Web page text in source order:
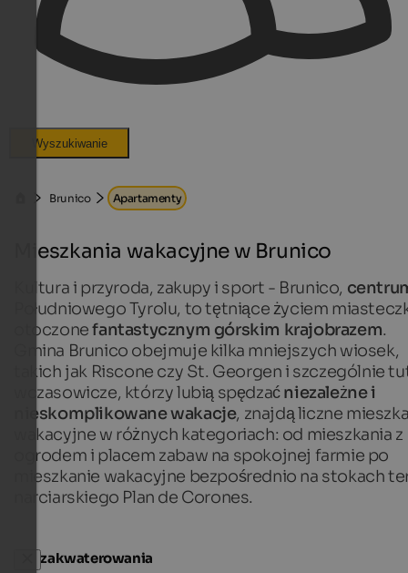
Wyszukiwanie
Brunico Apartamenty
Mieszkania wakacyjne w Brunico
Kultura i przyroda, zakupy i sport - Brunico,
Południowego Tyrolu, to tętniące życiem
otoczonefantastycznym górskim krajobrazem.
Gmina Brunico obejmuje kilka mniejszych wiosek,
takich jak Riscone czy St. Georgen i szczególnie
wczasowicze, którzy lubią spędzaćniezależne i
nieskomplikowane wakacje, znajdą liczne
wakacyjne w różnych kategoriach: od mieszkania z
ogrodem i placem zabaw na spokojnej farmie po
mieszkanie wakacyjne bezpośrednio na stokach
narciarskiego Plan de Corones.
Typ zakwaterowania